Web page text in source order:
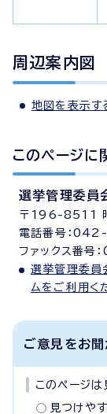
周辺案内図
地図を表示す
このページに
選挙管理委員
〒196-8511
電話番号：
ファックス番
選挙管理委員
ムをご利用く
ご意見をお
このページ
見つけや